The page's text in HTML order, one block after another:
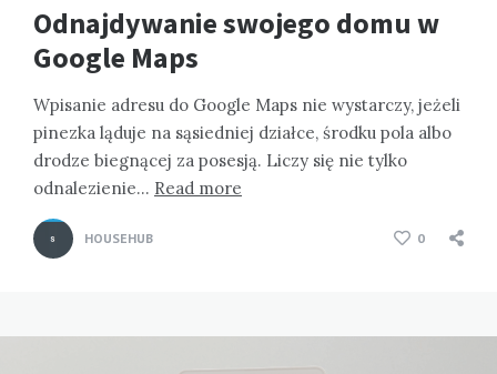
Odnajdywanie swojego domu w
Google Maps
Wpisanie adresu do Google Maps nie wystarczy, jeżeli
pinezka ląduje na sąsiedniej działce, środku pola albo
drodze biegnącej za posesją. Liczy się nie tylko
odnalezienie… Read more
HOUSEHUB 0